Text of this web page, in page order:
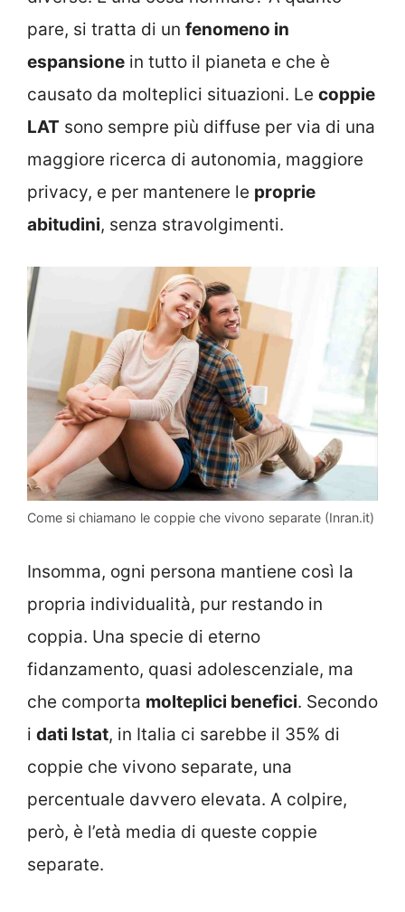
pare, si tratta di un fenomeno in
espansione in tutto il pianeta e che è
causato da molteplici situazioni. Le coppie
LAT sono sempre più diffuse per via di una
maggiore ricerca di autonomia, maggiore
privacy, e per mantenere le proprie
abitudini, senza stravolgimenti.
Come si chiamano le coppie che vivono separate (Inran.it)
Insomma, ogni persona mantiene così la
propria individualità, pur restando in
coppia. Una specie di eterno
fidanzamento, quasi adolescenziale, ma
che comporta molteplici benefici. Secondo
i dati Istat, in Italia ci sarebbe il 35% di
coppie che vivono separate, una
percentuale davvero elevata. A colpire,
però, è l’età media di queste coppie
separate.